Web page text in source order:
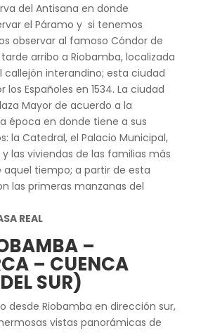
del Antisana en donde
el Páramo y si tenemos
observar al famoso Cóndor de
tarde arribo a Riobamba, localizada
callejón interandino; esta ciudad
Españoles en 1534. La ciudad
Mayor de acuerdo a la
época en donde tiene a sus
la Catedral, el Palacio Municipal,
las viviendas de las familias más
tiempo; a partir de esta
las primeras manzanas del
REAL
–
– CUENCA
SUR)
desde Riobamba en dirección sur,
vistas panorámicas de